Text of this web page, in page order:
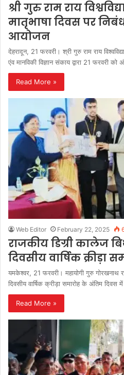
श्री गुरु राम राय
मातृभाषा दिवस पर
आयोजन
देहरादून, 21 फरवरी। श्री गुरु राम राय
एंव मानविकी विज्ञान संकाय द्वारा 21 फरवरी को
Read More »
Web Editor February 22, 2025
राजकीय डिग्री कालेज
दिवसीय वार्षिक क्रीड़ा
यमकेश्वर, 21 फरवरी। महायोगी गुरु गोरखनाथ
दिवसीय वार्षिक क्रीड़ा समारोह के अंतिम दिवस
Read More »